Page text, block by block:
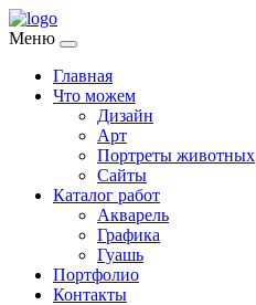
Меню
Главная
Что можем
Дизайн
Арт
Портреты животных
Сайты
Каталог работ
Акварель
Графика
Гуашь
Портфолио
Контакты